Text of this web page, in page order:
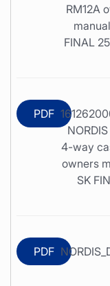
RM12A
FINAL
PDF
4-way
owners
SK
PDF